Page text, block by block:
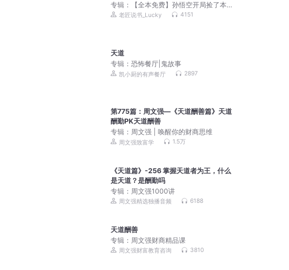
专辑：
【全本免费】孙悟空开局捡了本
西游记|新评书短打书
老匠说书_Lucky 4151
天道
专辑： 恐怖餐厅|鬼故事
凯小厨的有声餐厅 2897
第775篇：周文强—《天道酬善篇》天道
酬勤PK天道酬善
专辑： 周文强 | 唤醒你的财商思维
周文强致富学 1.5万
《天道篇》-256 掌握天道者为王，什么
是天道？是酬勤吗
专辑： 周文强1000讲
周文强精选独播音频 6188
天道酬善
专辑： 周文强财商精品课
周文强财富教育咨询 3810